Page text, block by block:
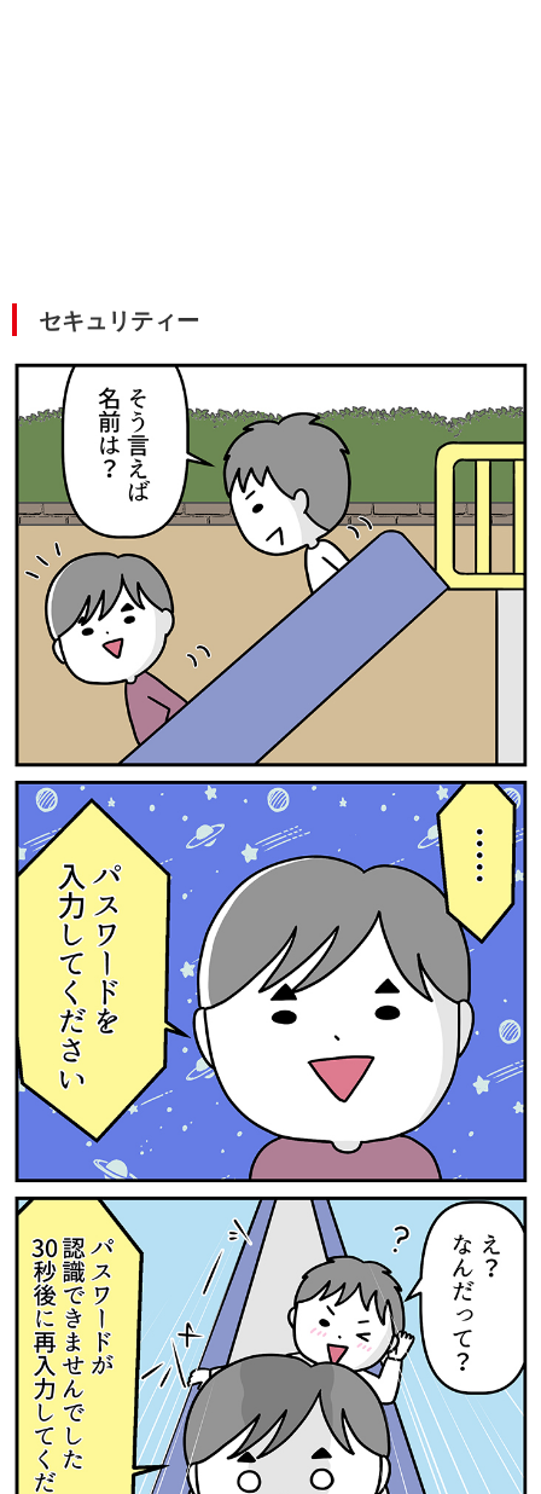
セキュリティー